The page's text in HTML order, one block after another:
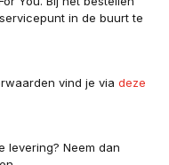
in de buurt te
vind je via deze
levering? Neem dan